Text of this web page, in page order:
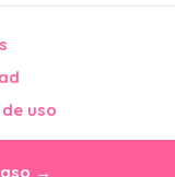
→
uso